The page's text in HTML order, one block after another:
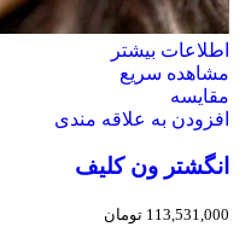
اطلاعات بیشتر
مشاهده سریع
مقایسه
افزودن به علاقه مندی
انگشتر ون کلیف
113,531,000 تومان